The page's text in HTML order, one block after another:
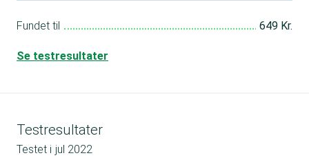
Fundet til 649 Kr.
Se testresultater
Testresultater
Testet i jul 2022